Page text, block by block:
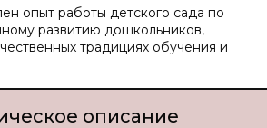
опыт работы детского сада по
развитию дошкольников,
традициях обучения и
описание